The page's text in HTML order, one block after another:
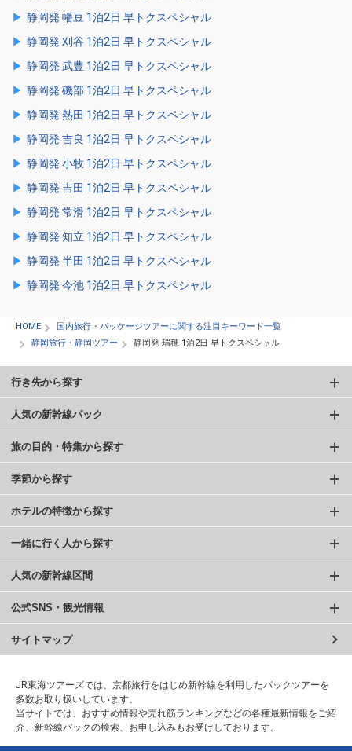
静岡発 幡豆 1泊2日 早トクスペシャル
静岡発 刈谷 1泊2日 早トクスペシャル
静岡発 武豊 1泊2日 早トクスペシャル
静岡発 磯部 1泊2日 早トクスペシャル
静岡発 熱田 1泊2日 早トクスペシャル
静岡発 吉良 1泊2日 早トクスペシャル
静岡発 小牧 1泊2日 早トクスペシャル
静岡発 吉田 1泊2日 早トクスペシャル
静岡発 常滑 1泊2日 早トクスペシャル
静岡発 知立 1泊2日 早トクスペシャル
静岡発 半田 1泊2日 早トクスペシャル
静岡発 今池 1泊2日 早トクスペシャル
HOME
国内旅行・パッケージツアーに関する注目キーワード一覧
静岡旅行・静岡ツアー
静岡発 瑞穂 1泊2日 早トクスペシャル
行き先から探す
人気の新幹線パック
旅の目的・特集から探す
季節から探す
ホテルの特徴から探す
一緒に行く人から探す
人気の新幹線区間
公式SNS・観光情報
サイトマップ
JR東海ツアーズでは、京都旅行をはじめ新幹線を利用したパックツアーを
多数お取り扱いしています。
当サイトでは、おすすめ情報や売れ筋ランキングなどの各種最新情報をご紹
介、新幹線パックの検索、お申し込みもお受けしております。